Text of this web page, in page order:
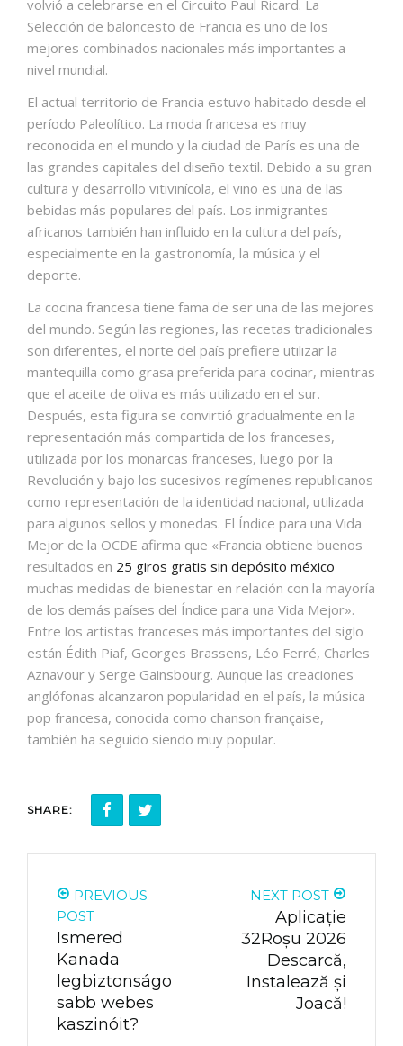
volvió a celebrarse en el Circuito Paul Ricard. La
Selección de baloncesto de Francia es uno de los
mejores combinados nacionales más importantes a
nivel mundial.
El actual territorio de Francia estuvo habitado desde el
período Paleolítico. La moda francesa es muy
reconocida en el mundo y la ciudad de París es una de
las grandes capitales del diseño textil. Debido a su gran
cultura y desarrollo vitivinícola, el vino es una de las
bebidas más populares del país. Los inmigrantes
africanos también han influido en la cultura del país,
especialmente en la gastronomía, la música y el
deporte.
La cocina francesa tiene fama de ser una de las mejores
del mundo.​​ Según las regiones, las recetas tradicionales
son diferentes, el norte del país prefiere utilizar la
mantequilla como grasa preferida para cocinar, mientras
que el aceite de oliva es más utilizado en el sur.
Después, esta figura se convirtió gradualmente en la
representación más compartida de los franceses,
utilizada por los monarcas franceses, luego por la
Revolución y bajo los sucesivos regímenes republicanos
como representación de la identidad nacional, utilizada
para algunos sellos y monedas.​ El Índice para una Vida
Mejor de la OCDE afirma que «Francia obtiene buenos
resultados en 25 giros gratis sin depósito méxico
muchas medidas de bienestar en relación con la mayoría
de los demás países del Índice para una Vida Mejor».​
Entre los artistas franceses más importantes del siglo
están Édith Piaf, Georges Brassens, Léo Ferré, Charles
Aznavour y Serge Gainsbourg. Aunque las creaciones
anglófonas alcanzaron popularidad en el país, la música
pop francesa, conocida como chanson française,
también ha seguido siendo muy popular.
SHARE:
PREVIOUS
POST
Ismered
Kanada
legbiztonságo
sabb webes
kaszinóit?
NEXT POST
Aplicație
32Roșu 2026
Descarcă,
Instalează și
Joacă!